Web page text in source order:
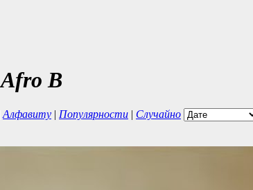
Afro B
Алфавиту | Популярности | Случайно